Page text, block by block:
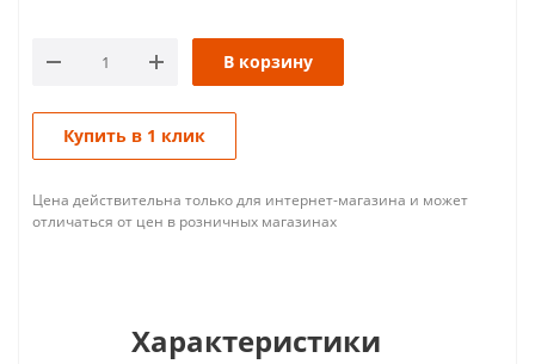
В корзину
Купить в 1 клик
Цена действительна только для интернет-магазина и может
отличаться от цен в розничных магазинах
Характеристики